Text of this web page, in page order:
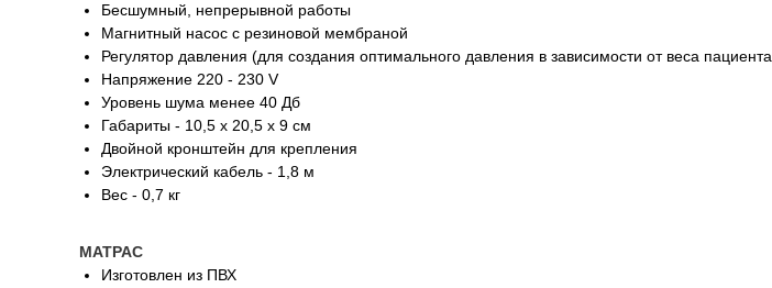
Бесшумный, непрерывной работы
Магнитный насос с резиновой мембраной
Регулятор давления (для создания оптимального давления в зависимости от веса пациента
Напряжение 220 - 230 V
Уровень шума менее 40 Дб
Габариты - 10,5 х 20,5 х 9 см
Двойной кронштейн для крепления
Электрический кабель - 1,8 м
Вес - 0,7 кг
МАТРАС
Изготовлен из ПВХ